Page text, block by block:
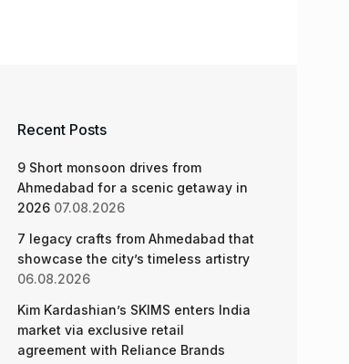
Recent Posts
9 Short monsoon drives from
Ahmedabad for a scenic getaway in
2026 07.08.2026
7 legacy crafts from Ahmedabad that
showcase the city’s timeless artistry
06.08.2026
Kim Kardashian’s SKIMS enters India
market via exclusive retail
agreement with Reliance Brands